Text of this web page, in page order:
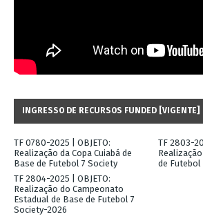
INGRESSO DE RECURSOS FUNDED [VIGENTE]
TF 0780-2025 | OBJETO:
Realização da Copa Cuiabá de
Base de Futebol 7 Society
TF 2803-
de Futebol
TF 2804-2025 | OBJETO:
Realização do Campeonato
Estadual de Base de Futebol 7
Society-2026